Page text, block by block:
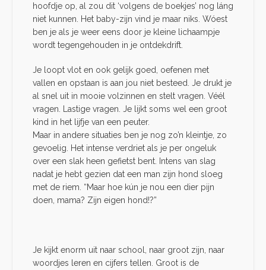
hoofdje op, al zou dit ‘volgens de boekjes’ nog láng
niet kunnen. Het baby-zijn vind je maar niks. Wóest
ben je als je weer eens door je kleine lichaampje
wordt tegengehouden in je ontdekdrift.
Je loopt vlot en ook gelijk goed, oefenen met
vallen en opstaan is aan jou niet besteed. Je drukt je
al snel uit in mooie volzinnen en stelt vragen. Véél
vragen. Lastige vragen. Je lijkt soms wel een groot
kind in het lijfje van een peuter.
Maar in andere situaties ben je nog zo’n kleintje, zo
gevoelig. Het intense verdriet als je per ongeluk
over een slak heen gefietst bent. Intens van slag
nadat je hebt gezien dat een man zijn hond sloeg
met de riem. “Maar hoe kún je nou een dier pijn
doen, mama? Zijn eigen hond!?”
Je kijkt enorm uit naar school, naar groot zijn, naar
woordjes leren en cijfers tellen. Groot is de